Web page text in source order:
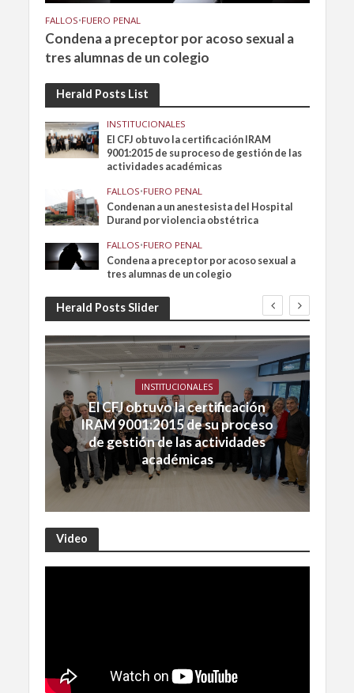
FALLOS•FUERO PENAL
Condena a preceptor por acoso sexual a
tres alumnas de un colegio
Herald Posts List
INSTITUCIONALES
El CFJ obtuvo la certificación IRAM
9001:2015 de su proceso de gestión de las
actividades académicas
FALLOS•FUERO PENAL
Condenan a un anestesista del Hospital
Durand por violencia obstétrica
FALLOS•FUERO PENAL
Condena a preceptor por acoso sexual a
tres alumnas de un colegio
Herald Posts Slider
INSTITUCIONALES
El CFJ obtuvo la certificación
IRAM 9001:2015 de su proceso
de gestión de las actividades
académicas
Video